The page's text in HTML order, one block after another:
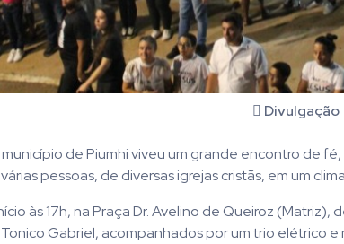
Divulgação
município de Piumhi viveu um grande encontro de
pessoas, de diversas igrejas cristãs, em um
às 17h, na Praça Dr. Avelino de Queiroz (Matriz),
Gabriel, acompanhados por um trio elétrico e